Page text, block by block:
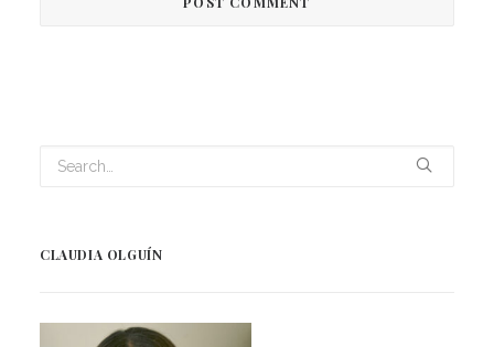
CLAUDIA OLGUÍN